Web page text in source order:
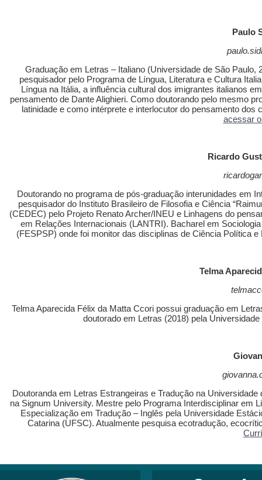
Paulo
Graduação em Letras – Italiano (Universidade de São
pesquisador pelo Programa de Língua, Literatura e Cultura
Língua na Itália, a influência cultural dos imigrantes italianos
pensamento de Dante Alighieri. Como doutorando pelo mesmo
latinidade e como intérprete e interlocutor do pensamento
acessar
Ricardo
Doutorando no programa de pós-graduação interunidades em
pesquisador do Instituto Brasileiro de Filosofia e Ciência
(CEDEC) pelo Projeto Renato Archer/INEU e Linhagens do
em Relações Internacionais (LANTRI). Bacharel em
(FESPSP) onde foi monitor das disciplinas de Ciência Política
Telma
Telma Aparecida Félix da Matta Ccori possui graduação em
doutorado em Letras (2018) pela
Doutoranda em Letras Estrangeiras e Tradução na
na Signum University. Mestre pelo Programa Interdisciplinar em
Especialização em Tradução – Inglês pela Universidade
Catarina (UFSC). Atualmente pesquisa ecotradução,